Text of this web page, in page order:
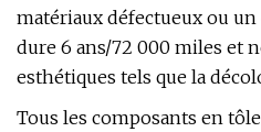
matériaux défectueux ou
dure 6 ans/72 000 miles et
esthétiques tels que la
Tous les composants en